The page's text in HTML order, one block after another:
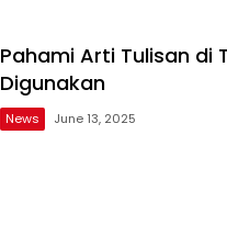
Pahami Arti Tulisan di
Digunakan
News June 13, 2025